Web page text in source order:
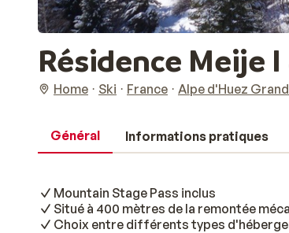
Résidence Meije
Home Ski France Alpe d'Huez
Général Informations pratiques
Mountain Stage Pass inclus
Situé à 400 mètres de la remontée
Choix entre différents types